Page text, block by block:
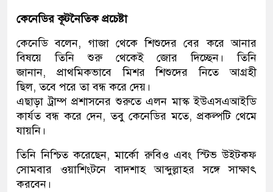
কেনেডির কূটনৈতিক প্রচেষ্টা
কেনেডি বলেন, গাজা থেকে শিশুদের বের করে আনার
বিষয়ে তিনি শুরু থেকেই জোর দিচ্ছেন। তিনি
জানান, প্রাথমিকভাবে মিশর শিশুদের নিতে আগ্রহী
ছিল, তবে পরে তা বন্ধ করে দেয়।
এছাড়া ট্রাম্প প্রশাসনের শুরুতে এলন মাস্ক ইউএসএআইডি
কার্যত বন্ধ করে দেন, তবু কেনেডির মতে, প্রকল্পটি থেমে
যায়নি।
তিনি নিশ্চিত করেছেন, মার্কো রুবিও এবং স্টিভ উইটকফ
সোমবার ওয়াশিংটনে বাদশাহ আব্দুল্লাহর সঙ্গে সাক্ষাৎ
করবেন।